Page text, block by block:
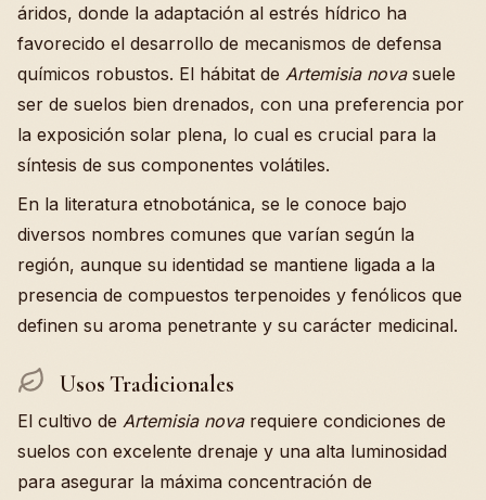
áridos, donde la adaptación al estrés hídrico ha
favorecido el desarrollo de mecanismos de defensa
químicos robustos. El hábitat de Artemisia novasuele
ser de suelos bien drenados, con una preferencia por
la exposición solar plena, lo cual es crucial para la
síntesis de sus componentes volátiles.
En la literatura etnobotánica, se le conoce bajo
diversos nombres comunes que varían según la
región, aunque su identidad se mantiene ligada a la
presencia de compuestos terpenoides y fenólicos que
definen su aroma penetrante y su carácter medicinal.
Usos Tradicionales
El cultivo de Artemisia novarequiere condiciones de
suelos con excelente drenaje y una alta luminosidad
para asegurar la máxima concentración de